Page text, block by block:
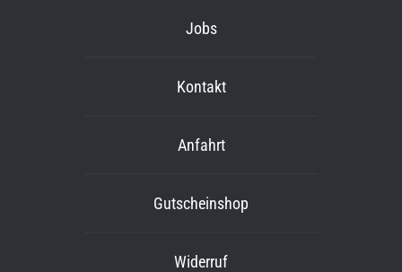
Jobs
Kontakt
Anfahrt
Gutscheinshop
Widerruf